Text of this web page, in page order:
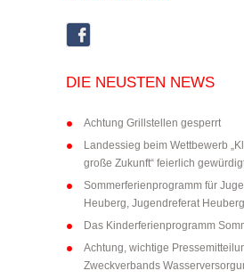
DIE NEUSTEN NEWS
Achtung Grillstellen gesperrt
Landessieg beim Wettbewerb
große Zukunft“ feierlich
Sommerferienprogramm für
Heuberg, Jugendreferat Heuberg
Das Kinderferienprogramm
Achtung, wichtige
Zweckverbands